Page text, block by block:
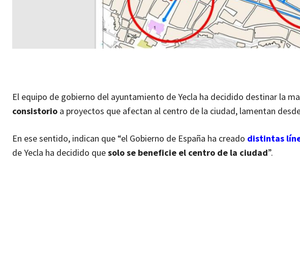
El equipo de gobierno del ayuntamiento de Yecla ha decidido destinar la
consistorio a proyectos que afectan al centro de la ciudad, lamentan
En ese sentido, indican que “el Gobierno de España ha creado distintas
de Yecla ha decidido quesolo se beneficie el centro de la ciudad”.